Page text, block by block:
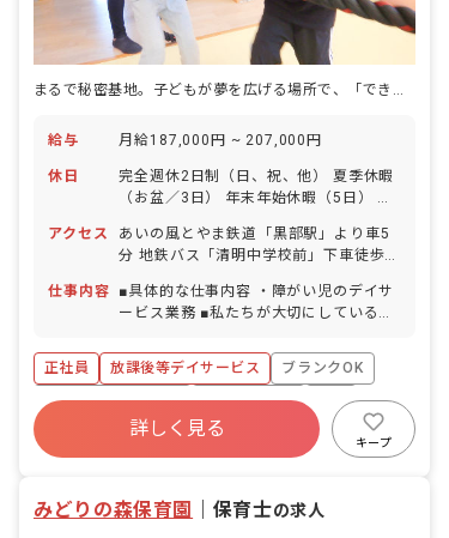
まるで秘密基地。子どもが夢を広げる場所で、「できた」を一緒に増やしていく仕事です。
給与 月給187,000円 ~ 207,000円
休日
完全週休2日制（日、祝、他） 夏季休暇
（お盆／3日） 年末年始休暇（5日） 有
日付与） ※年間休日110日
アクセス
あいの風とやま鉄道「黒部駅」より車5
分 地鉄バス「清明中学校前」下車徒歩1
OK（駐車場完備）
仕事内容
■具体的な仕事内容 ・障がい児のデイサ
ービス業務 ■私たちが大切にしているこ
成 ・学校・自宅への送迎サービス ・一
緒に「できた」を増やしていこう 放課後
等デイサービス 高志野ベースは、6歳～
18歳までの障がいをお持ちのお子さん
や、発達に特性のあるお子さんが放課後
してできることを増やす支援を行なって
正社員 放課後等デイサービス
ブランクOK
ボーナス・賞与あり
社会保険完備
有給
福利厚生充実
残業少なめ
昇給昇進あり
詳しく見る
キープ
みどりの森保育園 保育士の求人